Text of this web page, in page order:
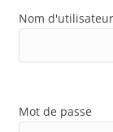
Nom d'utilisateur
Mot de passe